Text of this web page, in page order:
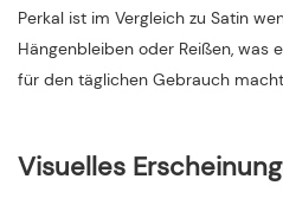
Perkal ist im Vergleich zu Satin
Hängenbleiben oder Reißen, was
für den täglichen Gebrauch
Visuelles